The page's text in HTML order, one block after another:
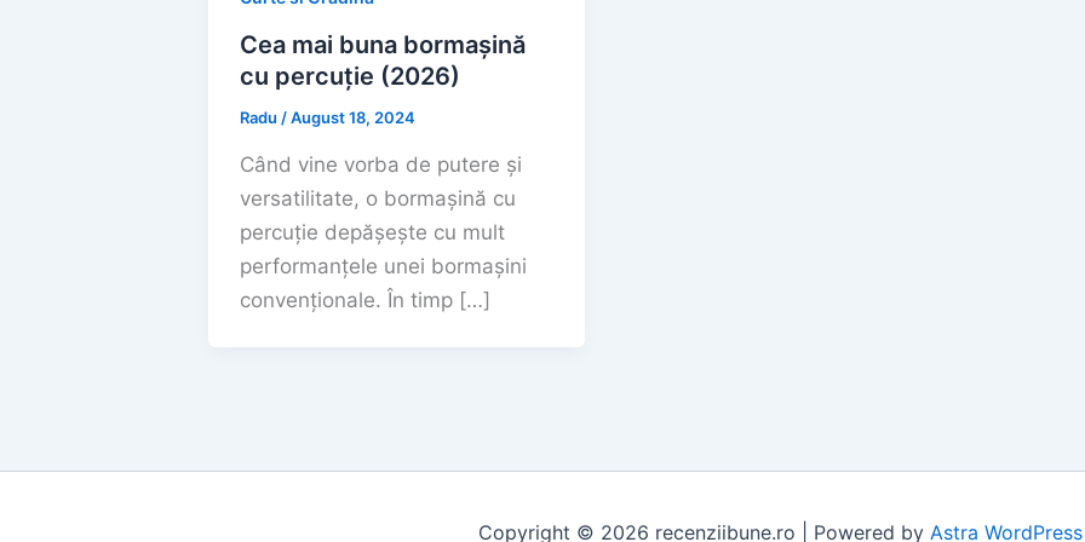
Cea mai buna bormașină
cu percuție (2026)
Radu /August 18, 2024
Când vine vorba de putere și
versatilitate, o bormașină cu
percuție depășește cu mult
performanțele unei bormașini
convenționale. În timp […]
Copyright © 2026 recenziibune.ro | Powered by Astra